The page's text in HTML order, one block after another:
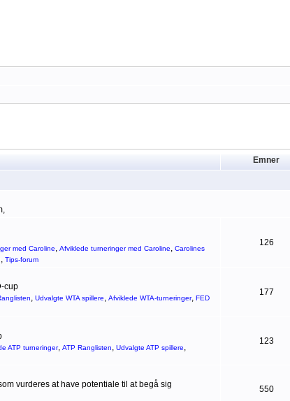
Emner
med Caroline, Afviklede turneringer med Caroline, Carolines
, Tips-forum
126
cup
, Udvalgte WTA spillere, Afviklede WTA-turneringer, FED
177
ATP turneringer, ATP Ranglisten, Udvalgte ATP spillere,
123
vurderes at have potentiale til at begå sig
550